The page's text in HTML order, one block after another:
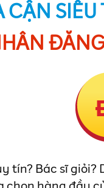
CẬN SIÊU
tín? Bác sĩ